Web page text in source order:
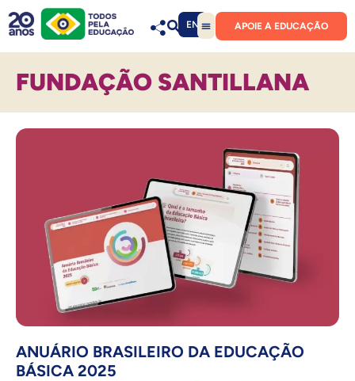
EN APOIE A EDUCAÇÃO
FUNDAÇÃO SANTILLANA
ANUÁRIO BRASILEIRO DA EDUCAÇÃO
BÁSICA 2025